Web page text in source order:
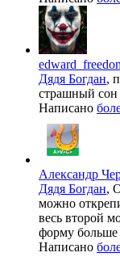
Дядя Богдан,
страшный сон
Написано
Александр
Дядя Богдан,
можно
весь второй
форму больше
Написано